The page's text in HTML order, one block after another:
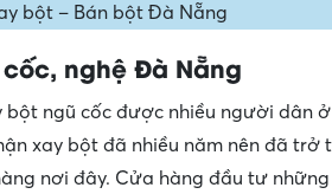
bột – Bán bột Đà Nẵng
nghệ Đà Nẵng
bột ngũ cốc được nhiều người dân
xay bột đã nhiều năm nên đã trở
nơi đây. Cửa hàng đầu tư